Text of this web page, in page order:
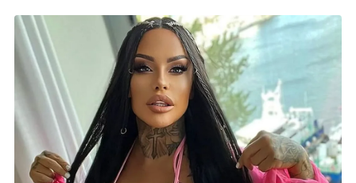
พื้นที่จำหน่ายอาหารอร่อยขึ้นชื่อของจังหวัดชลบุรี รวม
ถึงผลิตภัณฑ์สินค้า เครื่องประดับสไตล์อินดี้ วินเทจสุด
แนว จัดระหว่างวันที่ 29 – 30 พฤศจิกายน และ 1
ธันวาคม 2562 รวมทั้งยังมีกิจกรรมจากค่ายรถ
จักรยานยนต์ชื่อดัง
นอกจากงบประมาณ
จัดงานกว่า 20 ล้านบาท ที่บริษัทฯ ได้ใช้เพื่อเนรมิตพื้นที่